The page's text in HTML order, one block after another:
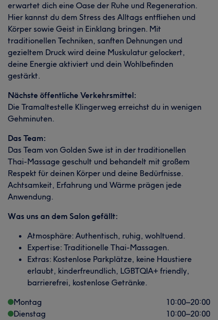
erwartet dich eine Oase der Ruhe und Regeneration.
Hier kannst du dem Stress des Alltags entfliehen und
Körper sowie Geist in Einklang bringen. Mit
traditionellen Techniken, sanften Dehnungen und
gezieltem Druck wird deine Muskulatur gelockert,
deine Energie aktiviert und dein Wohlbefinden
gestärkt.
Nächste öffentliche Verkehrsmittel:
Die Tramaltestelle Klingerweg erreichst du in wenigen
Gehminuten.
Das Team:
Das Team von Golden Swe ist in der traditionellen
Thai-Massage geschult und behandelt mit großem
Respekt für deinen Körper und deine Bedürfnisse.
Achtsamkeit, Erfahrung und Wärme prägen jede
Anwendung.
Was uns an dem Salon gefällt:
Atmosphäre: Authentisch, ruhig, wohltuend.
Expertise: Traditionelle Thai-Massagen.
Extras: Kostenlose Parkplätze, keine Haustiere
erlaubt, kinderfreundlich, LGBTQIA+ friendly,
barrierefrei, kostenlose Getränke.
Montag
10:00–20:00
Dienstag
10:00–20:00